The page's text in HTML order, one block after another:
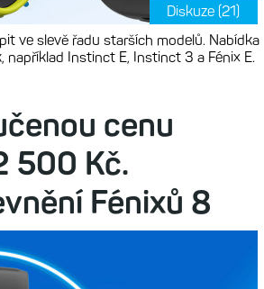
Diskuze (21)
ve slevě řadu starších modelů. Nabídka
Instinct E, Instinct 3 a Fénix E.
cenu
500 Kč.
Fénixů 8